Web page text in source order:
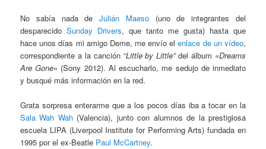
No sabía nada deJulián Maeso(uno de integrantes del
desparecidoSunday Drivers, que tanto me gusta) hasta que
hace unos días mi amigo Deme, me envío elenlace de un vídeo,
correspondiente a la canción “Little by Little”del álbum «Dreams
Are Gone» (Sony 2012). Al escucharlo, me sedujo de inmediato
y busqué más información en la red.
Grata sorpresa enterarme que a los pocos días iba a tocar en la
Sala Wah Wah(Valencia), junto con alumnos de la prestigiosa
escuela LIPA (Liverpool Institute for Performing Arts) fundada en
1995 por el ex-Beatle Paul McCartney.